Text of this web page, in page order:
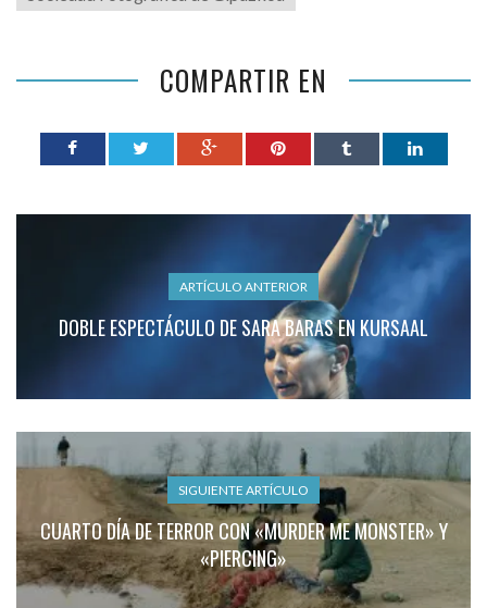
COMPARTIR EN
ARTÍCULO ANTERIOR
DOBLE ESPECTÁCULO DE SARA BARAS EN KURSAAL
SIGUIENTE ARTÍCULO
CUARTO DÍA DE TERROR CON «MURDER ME MONSTER» Y
«PIERCING»